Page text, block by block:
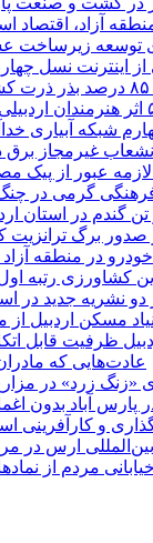
منطقه آزاد،
اینترنت نسل
شبکه آبیاری
عبور از پیک
گرمی در
تن گندم در استان
برگ ترانزیت
در منطقه آزاد
کشاورزی رتبه
دو نشریه جدید در
مسکن اردبیل از
ظرفیت قابل
عادت‌هایی که
«زنگ زرد» در
پارس آباد بدون
و کارآفرینی
ارس در
مردم از